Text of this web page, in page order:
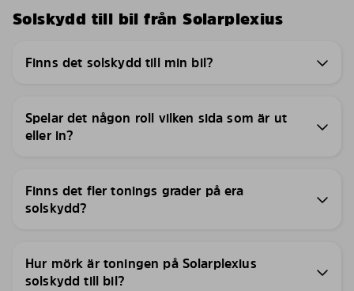
Solskydd till bil från Solarplexius
Finns det solskydd till min bil?
Spelar det någon roll vilken sida som är ut
eller in?
Finns det fler tonings grader på era
solskydd?
Hur mörk är toningen på Solarplexius
solskydd till bil?